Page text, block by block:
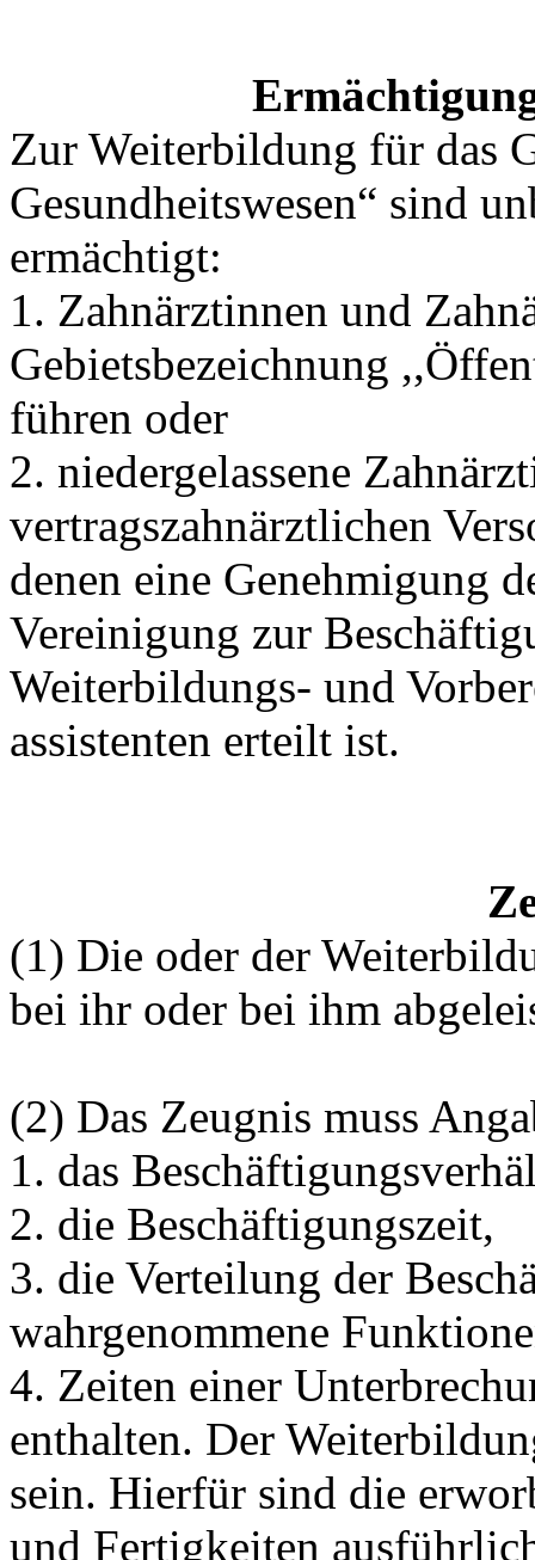
Zur Weiterbildung für das
Gesundheitswesen“ sind
ermächtigt:
1. Zahnärztinnen und
Gebietsbezeichnung
führen oder
2. niedergelassene
vertragszahnärztlichen
denen eine Genehmigung
Vereinigung zur
Weiterbildungs- und
assistenten erteilt ist.
(1) Die oder der
bei ihr oder bei ihm
(2) Das Zeugnis muss
1. das
2. die Beschäftigungszeit,
3. die Verteilung der
wahrgenommene
4. Zeiten einer
enthalten. Der
sein. Hierfür sind die
und Fertigkeiten